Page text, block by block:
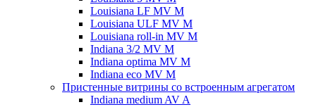
Louisiana LF MV M
Louisiana ULF MV M
Louisiana roll-in MV M
Indiana 3/2 MV M
Indiana optima MV M
Indiana eco MV M
Пристенные витрины со встроенным агрегатом
Indiana medium AV A